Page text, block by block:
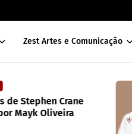
Zest Artes e Comunicação
de Stephen Crane
Mayk Oliveira